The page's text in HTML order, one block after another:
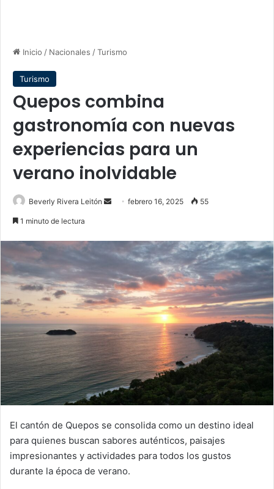
Inicio / Nacionales /Turismo
Turismo
Quepos combina
gastronomía con nuevas
experiencias para un
verano inolvidable
Beverly Rivera Leitón
Sendfebrero 16, 2025 55
1 minuto de lectura
El cantón de Quepos se consolida como un destino ideal
para quienes buscan sabores auténticos, paisajes
impresionantes y actividades para todos los gustos
durante la época de verano.